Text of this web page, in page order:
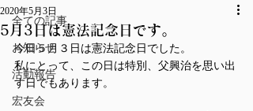
全ての記事
お知らせ
活動報告
宏友会
5月3日は憲法記念日です。
2020年5月3日
今日５月３日は憲法記念日でした。
私にとって、この日は特別、父興治を思い出
す日でもあります。